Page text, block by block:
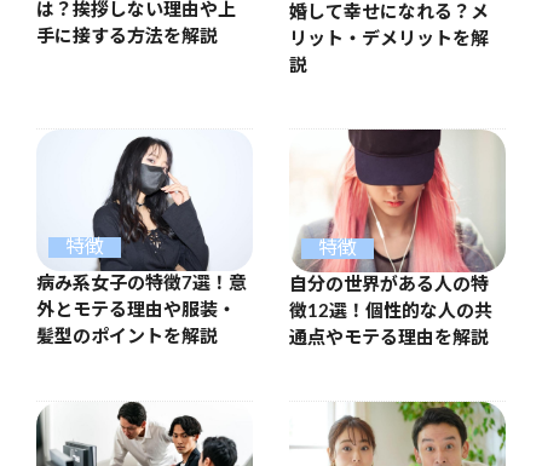
は？挨拶しない理由や上
手に接する方法を解説
婚して幸せになれる？メ
リット・デメリットを解
説
特徴
病み系女子の特徴7選！意
外とモテる理由や服装・
髪型のポイントを解説
特徴
自分の世界がある人の特
徴12選！個性的な人の共
通点やモテる理由を解説